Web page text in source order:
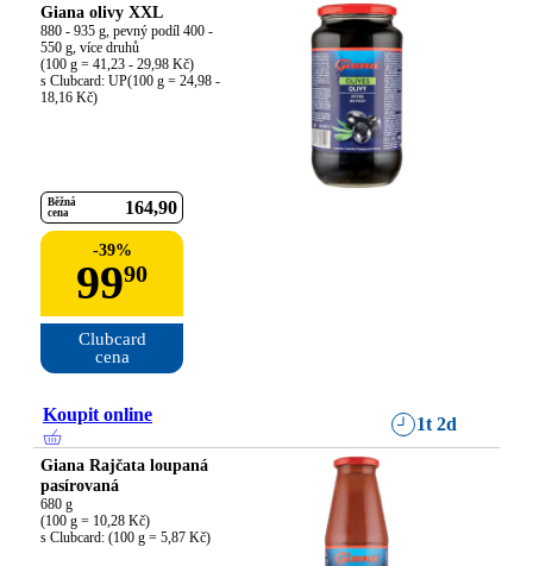
Giana olivy XXL
880 - 935 g, pevný podíl 400 -
550 g, více druhů
(100 g = 41,23 - 29,98 Kč)
s Clubcard: UP(100 g = 24,98 -
18,16 Kč)
Běžná
cena
164 90
-39%
9990
Clubcard
cena
Koupit online 1t 2d
Giana Rajčata loupaná
pasírovaná
680 g
(100 g = 10,28 Kč)
s Clubcard: (100 g = 5,87 Kč)